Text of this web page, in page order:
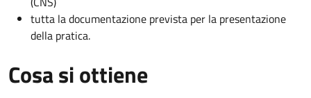
tutta la documentazione prevista per la presentazione
della pratica.
Cosa si ottiene